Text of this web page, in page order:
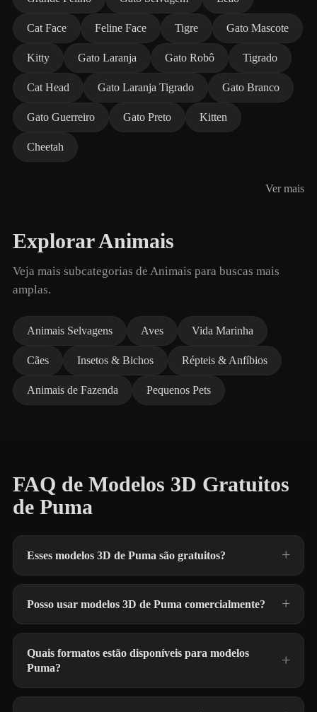
Cat Face Feline Face Tigre Gato Mascote
Kitty Gato Laranja Gato Robô Tigrado
Cat Head Gato Laranja Tigrado Gato Branco
Gato Guerreiro Gato Preto Kitten
Cheetah
Ver mais
Explorar Animais
Veja mais subcategorias de Animais para buscas mais
amplas.
Animais Selvagens Aves Vida Marinha
Cães Insetos & Bichos Répteis & Anfíbios
Animais de Fazenda Pequenos Pets
FAQ de Modelos 3D Gratuitos
de Puma
Esses modelos 3D de Puma são gratuitos?
Posso usar modelos 3D de Puma comercialmente?
Quais formatos estão disponíveis para modelos
Puma?